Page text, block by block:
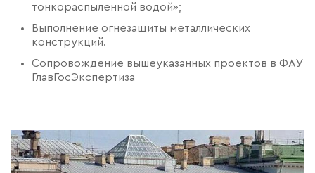
тонкораспыленной водой»;
Выполнение огнезащиты металлических
конструкций.
Сопровождение вышеуказанных проектов в ФАУ
ГлавГосЭкспертиза